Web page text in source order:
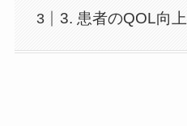
3. 患者のQOL向